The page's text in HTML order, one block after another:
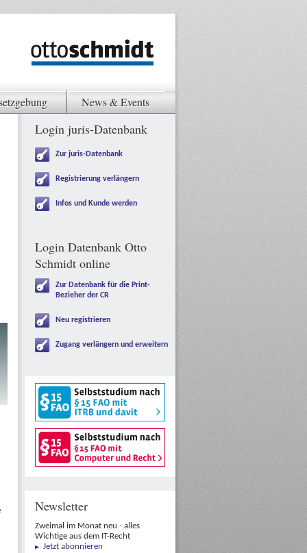
News & Events
Login juris-Datenbank
Zur juris-Datenbank
Registrierung verlängern
Infos und Kunde werden
Login Datenbank Otto
Schmidt online
Zur Datenbank für die Print-
Bezieher der CR
Neu registrieren
Zugang verlängern und erweitern
Newsletter
Zweimal im Monat neu - alles
Wichtige aus dem IT-Recht
Jetzt abonnieren